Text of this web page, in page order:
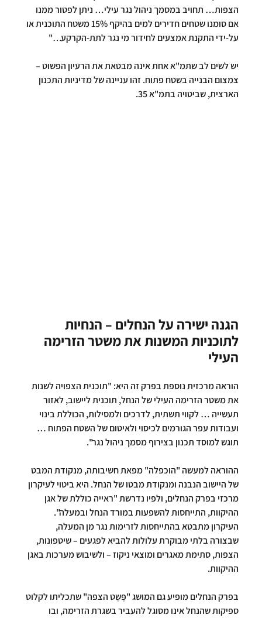
הצפות… תחויב במסמך ניהול נגר עילי… ניתן לפטור ממנו
אם סומנו שטחים חדירים למים בהיקף 15% משטח התוכנית או
על-ידי התקנת אמצעים לחידור מי נגר לתת-הקרקע…"
יש לשים לב שתמ"א אחת אינה מבטאת את הרעיון הפשוט –
צמצום הבנייה בשטח פתוח. זהו עניינה של מדיניות התכנון
הארצית, שביטויה בתמ"א 35.
הגנה ישירה על הנחלים – הנחיות
לתוכניות המשנות את משטר הזרימה
העילי
הוראה מרכזית נוספת בפרק זה היא: "תוכנית הצפויה לשנות
את משטר הזרימה העילי של הנחל, תוכנית ליישוב, לאזור
תעשייה … לקווי תשתית, לדרכים ולמסילות, הכוללת בינוי
ועבודות עפר הגורמים לכיסוי ולאיטום של השטח הפתוח …
תוגש למוסד תכנון בצירוף מסמך ניהול נגר".
ההוראה למעשה "הוכפלה" מפאת חשיבותה, מנקודת המבט
של היישוב הנבנה ומנקודת מבטו של הנחל. היא ביטוי לעיקרון
מרכזי בפרק הנחלים, ולפיו נדרשת "ראייה כוללת של אגן
ההיקוות, התייחסות להשפעות במורד הנחל ובמעלה".
העיקרון מתבטא בהתייחסות לזרימות נגר מן המעלה,
שבצורה בלתי מבוקרת עלולות להביא לפגעים – שיטפונות,
הצפות, סתימת מאגרים ומוצאי ניקוז – ולשיבוש מערכות באגן
ההיקוות.
בפרק הנחלים מופיע גם המושג "פֶּשֶט הצפה" שתכליתו לקלוט
ספיקות שהנחל אינו מסוגל להעביר בשגרת הזרימה, ובו